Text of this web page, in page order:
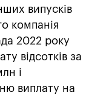
випусків
компанія
2022 року
відсотків за
і
виплату на